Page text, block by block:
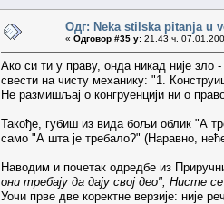
Одг: Neka stilska pitanja u
« Одговор #35 у: 21.43 ч.
Ако си ти у праву, онда никад није зло
свести на чисту механику: "1.
Не размишљај о конгруенцији ни о
Такође, губиш из вида бољи облик "А
само "А шта је требало?" (Наравно,
Наводим и почетак одредбе из
они требају да дају свој део", Нисте
Уочи прве две коректне верзије: није